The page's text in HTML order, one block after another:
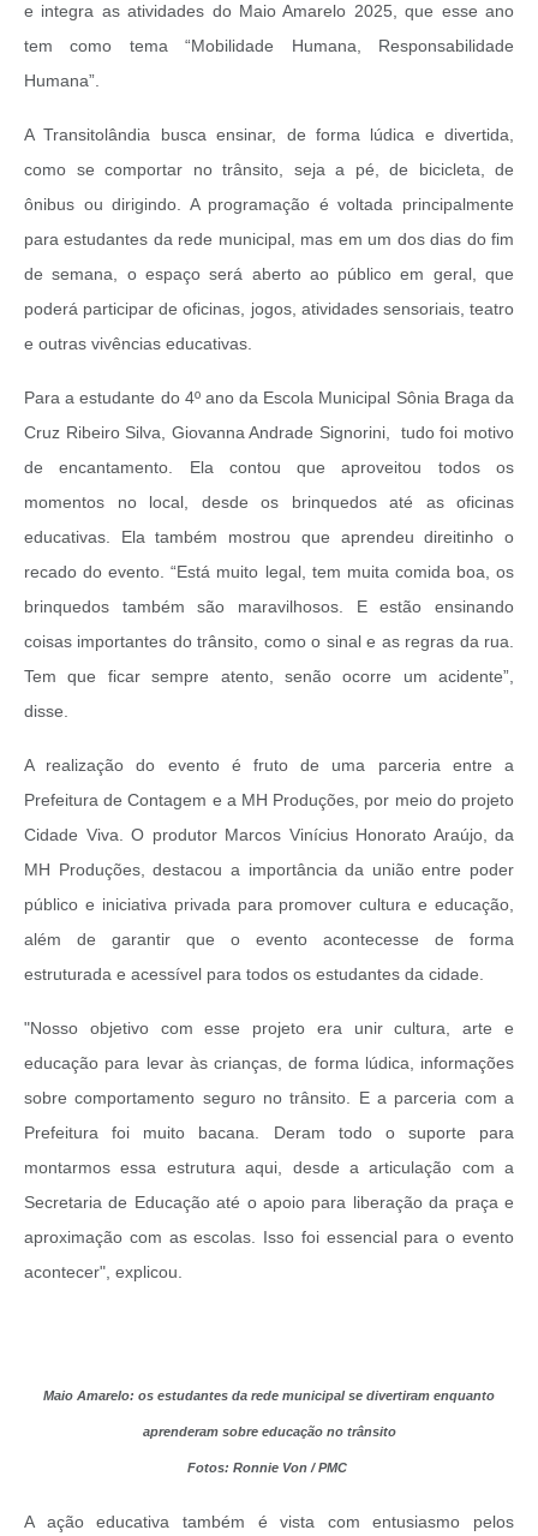
e integra as atividades do Maio Amarelo 2025, que esse ano
tem como tema “Mobilidade Humana, Responsabilidade
Humana”.
A Transitolândia busca ensinar, de forma lúdica e divertida,
como se comportar no trânsito, seja a pé, de bicicleta, de
ônibus ou dirigindo. A programação é voltada principalmente
para estudantes da rede municipal, mas em um dos dias do fim
de semana, o espaço será aberto ao público em geral, que
poderá participar de oficinas, jogos, atividades sensoriais, teatro
e outras vivências educativas.
Para a estudante do 4º ano da Escola Municipal Sônia Braga da
Cruz Ribeiro Silva, Giovanna Andrade Signorini, tudo foi motivo
de encantamento. Ela contou que aproveitou todos os
momentos no local, desde os brinquedos até as oficinas
educativas. Ela também mostrou que aprendeu direitinho o
recado do evento.“Está muito legal, tem muita comida boa, os
brinquedos também são maravilhosos. E estão ensinando
coisas importantes do trânsito, como o sinal e as regras da rua.
Tem que ficar sempre atento, senão ocorre um acidente”,
disse.
A realização do evento é fruto de uma parceria entre a
Prefeitura de Contagem e a MH Produções, por meio do projeto
Cidade Viva. O produtor Marcos Vinícius Honorato Araújo, da
MH Produções, destacou a importância da união entre poder
público e iniciativa privada para promover cultura e educação,
além de garantir que o evento acontecesse de forma
estruturada e acessível para todos os estudantes da cidade.
"Nosso objetivo com esse projeto era unir cultura, arte e
educação para levar às crianças, de forma lúdica, informações
sobre comportamento seguro no trânsito. E a parceria com a
Prefeitura foi muito bacana. Deram todo o suporte para
montarmos essa estrutura aqui, desde a articulação com a
Secretaria de Educação até o apoio para liberação da praça e
aproximação com as escolas. Isso foi essencial para o evento
acontecer", explicou.
Maio Amarelo: os estudantes da rede municipal se divertiram enquanto
aprenderam sobre educação no trânsito
Fotos: Ronnie Von / PMC
A ação educativa também é vista com entusiasmo pelos